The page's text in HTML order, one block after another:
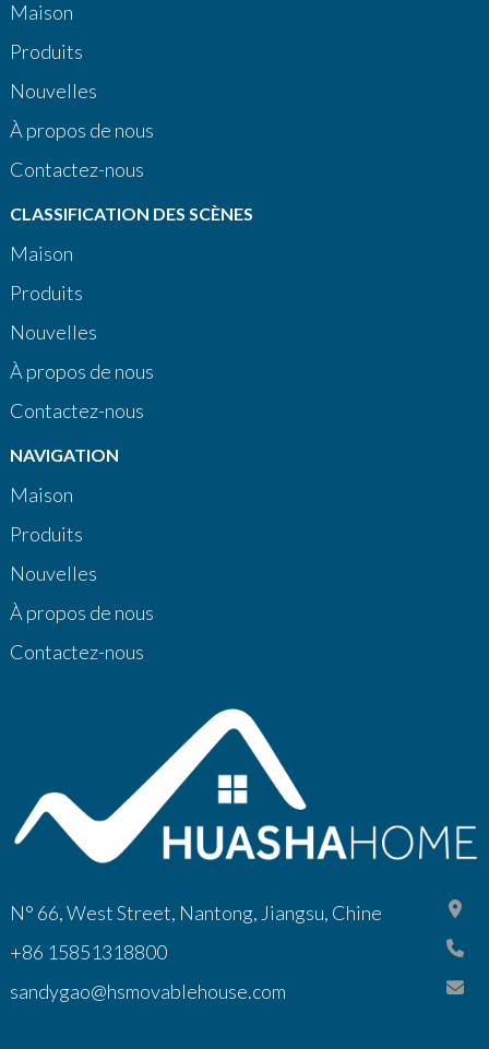
Maison
Produits
Nouvelles
À propos de nous
Contactez-nous
CLASSIFICATION DES SCÈNES
Maison
Produits
Nouvelles
À propos de nous
Contactez-nous
NAVIGATION
Maison
Produits
Nouvelles
À propos de nous
Contactez-nous
N° 66, West Street, Nantong, Jiangsu, Chine
+86 15851318800
sandygao@hsmovablehouse.com